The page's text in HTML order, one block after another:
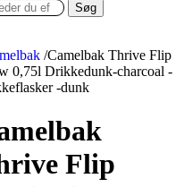
Søg
/Camelbak Thrive Flip
0,75l Drikkedunk-charcoal -
-dunk
Flip